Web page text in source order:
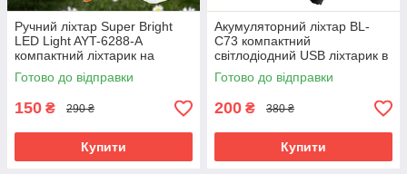
Ручний ліхтар Super Bright
LED Light AYT-6288-А
компактний ліхтарик на
батарейках
Готово до відправки
150 ₴ 290 ₴
Купити
Акумуляторний ліхтар BL-
C73 компактний
світлодіодний USB ліхтарик в
кейсі ручний з фокусуванням
променя
Готово до відправки
200 ₴ 380 ₴
Купити